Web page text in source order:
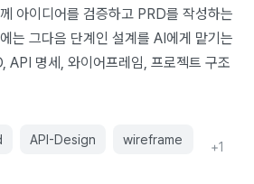
아이디어를 검증하고 PRD를 작성하는
는 그다음 단계인 설계를 AI에게 맡기는
API 명세, 와이어프레임, 프로젝트 구조
API-Design wireframe +1